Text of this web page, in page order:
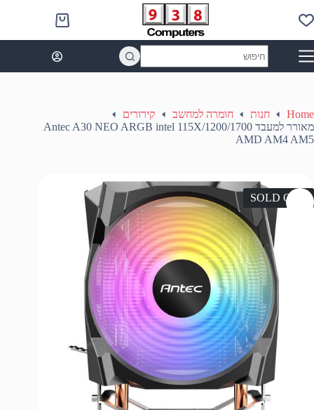
to
content
Shopping
cart
results
Home חנות חומרה למחשב
קירורים
מאורר למעבד Antec A30 NEO ARGB intel 115X/1200/1700
AMD AM4 AM5
SOLD OUT